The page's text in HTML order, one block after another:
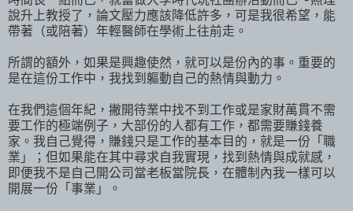
說升上教授了，論文壓力應該降低許多，可是我很希望，能
帶著（或陪著）年輕醫師在學術上往前走。
所謂的額外，如果是興趣使然，就可以是份內的事。重要的
是在這份工作中，我找到軀動自己的熱情與動力。
在我們這個年紀，撇開待業中找不到工作或是家財萬貫不需
要工作的極端例子，大部份的人都有工作，都需要賺錢養
家。我自己覺得，賺錢只是工作的基本目的，就是一份「職
業」；但如果能在其中尋求自我實現，找到熱情與成就感，
即便我不是自己開公司當老板當院長，在體制內我一樣可以
開展一份「事業」。